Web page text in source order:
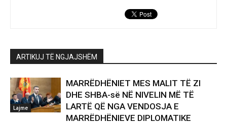
ARTIKUJ TË NGJAJSHËM
Lajme
MARRËDHËNIET MES MALIT TË ZI
DHE SHBA-së NË NIVELIN MË TË
LARTË QË NGA VENDOSJA E
MARRËDHËNIEVE DIPLOMATIKE